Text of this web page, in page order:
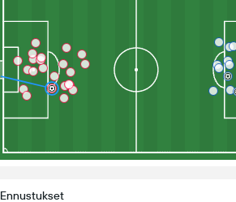
Ennustukset